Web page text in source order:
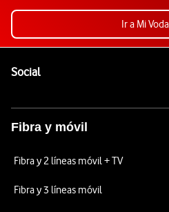
Ir a Mi
SocialEnlaces a las redes sociales
Fibra y móvil
Fibra y 2 líneas móvil + TV
Fibra y 3 líneas móvil